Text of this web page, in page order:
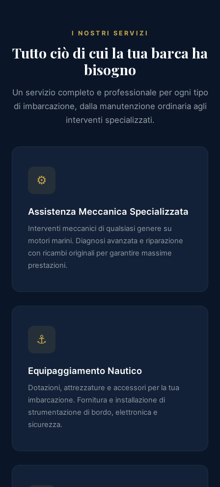
I NOSTRI SERVIZI
Tutto ciò di cui la tua barca ha
bisogno
Un servizio completo e professionale per ogni tipo
di imbarcazione, dalla manutenzione ordinaria agli
interventi specializzati.
⚙
Assistenza Meccanica Specializzata
Interventi meccanici di qualsiasi genere su
motori marini. Diagnosi avanzata e riparazione
con ricambi originali per garantire massime
prestazioni.
⚓
Equipaggiamento Nautico
Dotazioni, attrezzature e accessori per la tua
imbarcazione. Fornitura e installazione di
strumentazione di bordo, elettronica e
sicurezza.